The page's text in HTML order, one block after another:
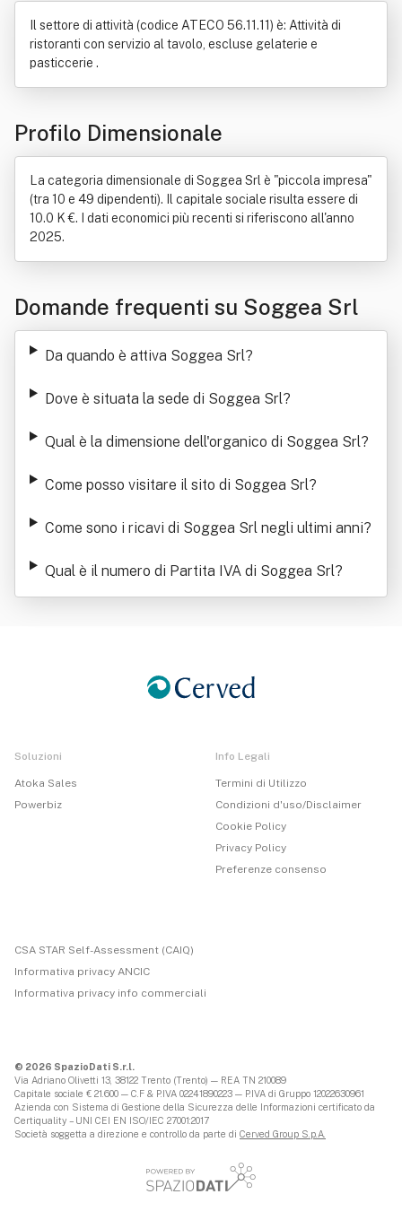
Il settore di attività (codice ATECO 56.11.11) è: Attività di
ristoranti con servizio al tavolo, escluse gelaterie e
pasticcerie .
Profilo Dimensionale
La categoria dimensionale di Soggea Srl è "piccola impresa"
(tra 10 e 49 dipendenti). Il capitale sociale risulta essere di
10.0 K €. I dati economici più recenti si riferiscono all'anno
2025.
Domande frequenti su Soggea Srl
Da quando è attiva Soggea Srl?
Dove è situata la sede di Soggea Srl?
Qual è la dimensione dell'organico di Soggea Srl?
Come posso visitare il sito di Soggea Srl?
Come sono i ricavi di Soggea Srl negli ultimi anni?
Qual è il numero di Partita IVA di Soggea Srl?
Soluzioni
Atoka Sales
Powerbiz
Info Legali
Termini di Utilizzo
Condizioni d'uso/Disclaimer
Cookie Policy
Privacy Policy
Preferenze consenso
CSA STAR Self-Assessment (CAIQ)
Informativa privacy ANCIC
Informativa privacy info commerciali
© 2026 SpazioDati S.r.l.
Via Adriano Olivetti 13, 38122 Trento (Trento) — REA TN 210089
Capitale sociale € 21.600 — C.F & P.IVA 02241890223 — P.IVA di Gruppo 12022630961
Azienda con Sistema di Gestione della Sicurezza delle Informazioni certificato da
Certiquality – UNI CEI EN ISO/IEC 27001:2017
Società soggetta a direzione e controllo da parte di Cerved Group S.p.A.